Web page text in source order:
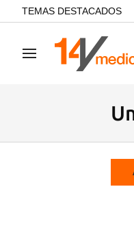
common.go-to-content
TEMAS DESTACADOS
Navegación